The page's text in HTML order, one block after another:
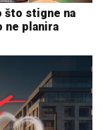
što stigne na
ne planira